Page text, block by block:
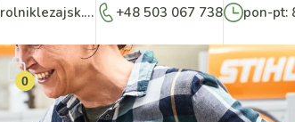
biuro(a)rolniklezajsk.pl +48 503 067 738 pon-pt:
0